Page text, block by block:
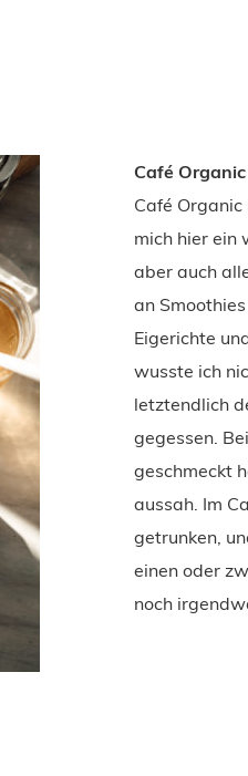
Café Organic
Café
mich hier ein
aber auch
an
Eigerichte
wusste ich
letztendlich
gegessen.
geschmeckt
aussah. Im
getrunken,
einen oder
noch